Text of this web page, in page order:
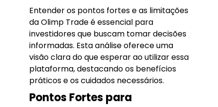
Entender os pontos fortes e as limitações
da Olimp Trade é essencial para
investidores que buscam tomar decisões
informadas. Esta análise oferece uma
visão clara do que esperar ao utilizar essa
plataforma, destacando os benefícios
práticos e os cuidados necessários.
Pontos Fortes para